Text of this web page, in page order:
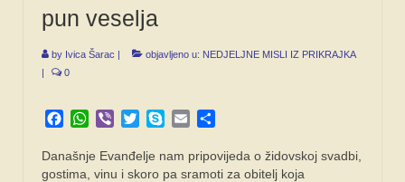
pun veselja
by Ivica Šarac | objavljeno u: NEDJELJNE MISLI IZ PRIKRAJKA
|
0
Facebook
WhatsApp
Viber TwitterSkypeEmail
Današnje Evanđelje nam pripovijeda o židovskoj svadbi,
gostima, vinu i skoro pa sramoti za obitelj koja